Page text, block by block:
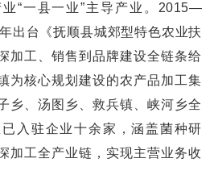
“一县一业”主导产业。2015—
出台《抚顺县城郊型特色农业扶
加工、销售到品牌建设全链条给
为核心规划建设的农产品加工集
乡、汤图乡、救兵镇、峡河乡全
入驻企业十余家，涵盖菌种研
加工全产业链，实现主营业务收